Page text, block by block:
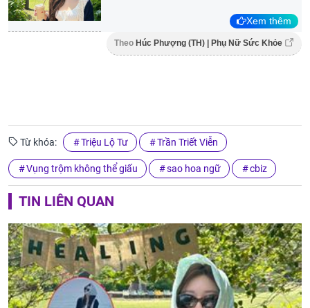
Xem thêm
Theo Húc Phượng (TH) | Phụ Nữ Sức Khỏe
Từ khóa: Triệu Lộ Tư Trần Triết Viễn
Vụng trộm không thể giấu sao hoa ngữ cbiz
TIN LIÊN QUAN